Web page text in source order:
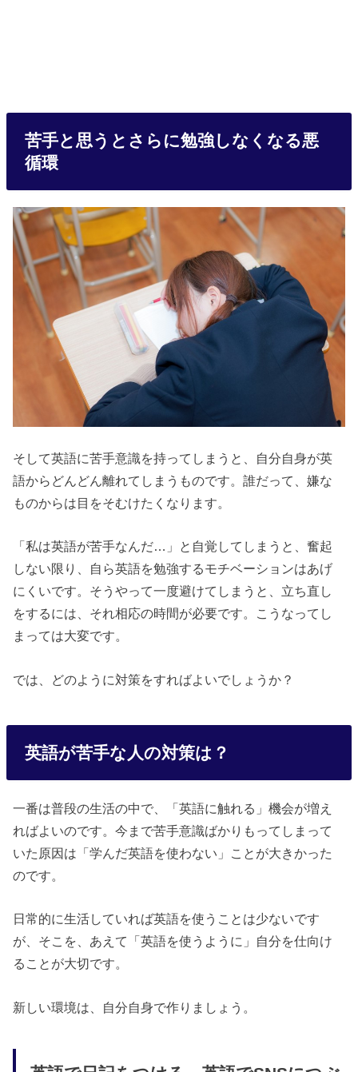
苦手と思うとさらに勉強しなくなる悪
循環
そして英語に苦手意識を持ってしまうと、自分自身が英
語からどんどん離れてしまうものです。誰だって、嫌な
ものからは目をそむけたくなります。
「私は英語が苦手なんだ…」と自覚してしまうと、奮起
しない限り、自ら英語を勉強するモチベーションはあげ
にくいです。そうやって一度避けてしまうと、立ち直し
をするには、それ相応の時間が必要です。こうなってし
まっては大変です。
では、どのように対策をすればよいでしょうか？
英語が苦手な人の対策は？
一番は普段の生活の中で、「英語に触れる」機会が増え
ればよいのです。今まで苦手意識ばかりもってしまって
いた原因は「学んだ英語を使わない」ことが大きかった
のです。
日常的に生活していれば英語を使うことは少ないです
が、そこを、あえて「英語を使うように」自分を仕向け
ることが大切です。
新しい環境は、自分自身で作りましょう。